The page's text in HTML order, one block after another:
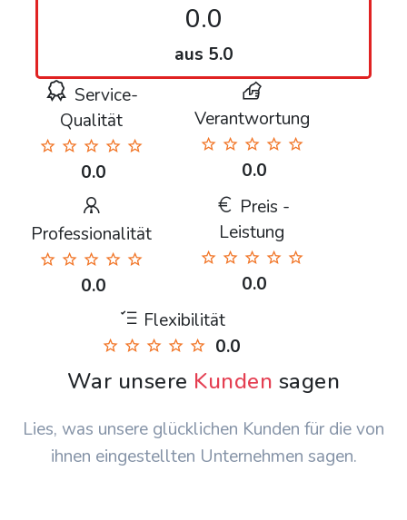
0.0
aus 5.0
Service-
Qualität
0.0
Verantwortung
0.0
Professionalität
0.0
Preis -
Leistung
0.0
Flexibilität
0.0
War unsere Kunden sagen
Lies, was unsere glücklichen Kunden für die von
ihnen eingestellten Unternehmen sagen.